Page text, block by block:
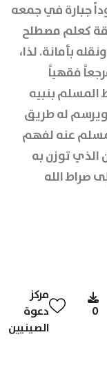
جبارة في جمعه
كعلم مصطلح
بأمانة. لذا،
فقهياً
بنبيه
له طريق
عنه لفهم
الذي توزن به
صراط الله
0
مركز
دعوة
الصينيين